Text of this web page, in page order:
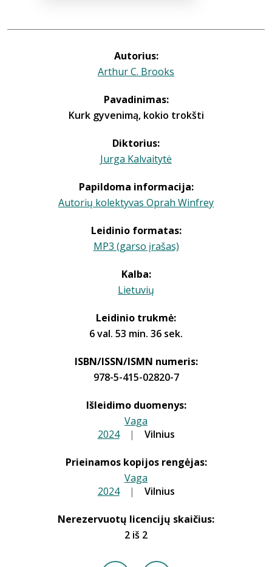
Autorius:
Arthur C. Brooks
Pavadinimas:
Kurk gyvenimą, kokio trokšti
Diktorius:
Jurga Kalvaitytė
Papildoma informacija:
Autorių kolektyvas Oprah Winfrey
Leidinio formatas:
MP3 (garso įrašas)
Kalba:
Lietuvių
Leidinio trukmė:
6 val. 53 min. 36 sek.
ISBN/ISSN/ISMN numeris:
978-5-415-02820-7
Išleidimo duomenys:
Vaga
2024 | Vilnius
Prieinamos kopijos rengėjas:
Vaga
2024 | Vilnius
Nerezervuotų licencijų skaičius:
2 iš 2